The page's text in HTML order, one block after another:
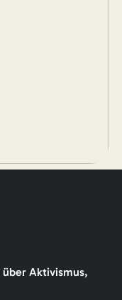
Aktivismus,